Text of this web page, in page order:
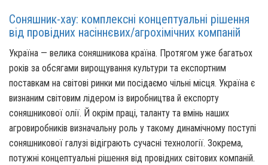
Соняшник-хау: комплексні концептуальні рішення
від провідних насіннєвих/агрохімічних компаній
Україна — велика соняшникова країна. Протягом уже багатьох
років за обсягами вирощування культури та експортним
поставкам на світові ринки ми посідаємо чільні місця. Україна є
визнаним світовим лідером із виробництва й експорту
соняшникової олії. Й окрім праці, таланту та вмінь наших
агровиробників визначальну роль у такому динамічному поступі
соняшникової галузі відіграють сучасні технології. Зокрема,
потужні концептуальні рішення від провідних світових компаній.